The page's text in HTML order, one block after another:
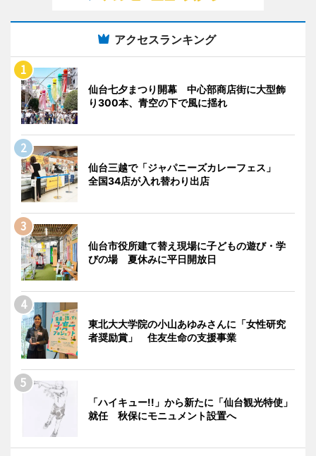
アクセスランキング
仙台七夕まつり開幕 中心部商店街に大型飾
り300本、青空の下で風に揺れ
仙台三越で「ジャパニーズカレーフェス」
全国34店が入れ替わり出店
仙台市役所建て替え現場に子どもの遊び・学
びの場 夏休みに平日開放日
東北大大学院の小山あゆみさんに「女性研究
者奨励賞」 住友生命の支援事業
「ハイキュー!!」から新たに「仙台観光特使」
就任 秋保にモニュメント設置へ